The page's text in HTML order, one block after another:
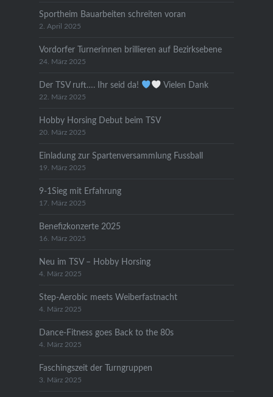
Sportheim Bauarbeiten schreiten voran
2. April 2025
Vordorfer Turnerinnen brillieren auf Bezirksebene
24. März 2025
Der TSV ruft…. Ihr seid da! Vielen Dank
22. März 2025
Hobby Horsing Debut beim TSV
20. März 2025
Einladung zur Spartenversammlung Fussball
19. März 2025
9-1Sieg mit Erfahrung
17. März 2025
Benefizkonzerte 2025
16. März 2025
Neu im TSV – Hobby Horsing
4. März 2025
Step-Aerobic meets Weiberfastnacht
4. März 2025
Dance-Fitness goes Back to the 80s
4. März 2025
Faschingszeit der Turngruppen
3. März 2025